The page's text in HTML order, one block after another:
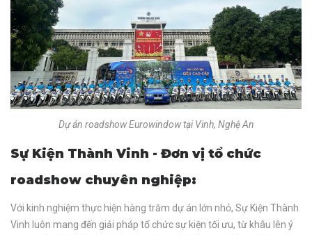
Dự án roadshow Eurowindow tại Vinh, Nghệ An
Sự Kiện Thành Vinh - Đơn vị tổ chức
roadshow chuyên nghiệp:
Với kinh nghiệm thực hiện hàng trăm dự án lớn nhỏ, Sự Kiện Thành
Vinh luôn mang đến giải pháp tổ chức sự kiện tối ưu, từ khâu lên ý